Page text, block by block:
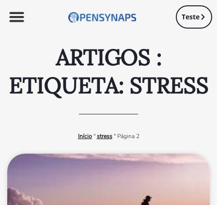
Teste
ARTIGOS :
ETIQUETA: STRESS
Início"stress" Página 2